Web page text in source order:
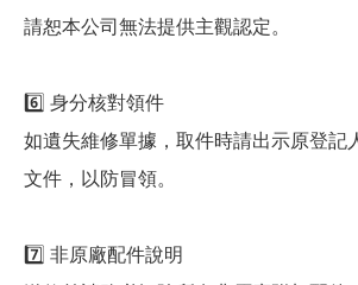
請恕本公司無法提供主觀認定。
6️⃣ 身分核對領件
如遺失維修單據，取件時請出示原登記
文件，以防冒領。
7️⃣ 非原廠配件說明